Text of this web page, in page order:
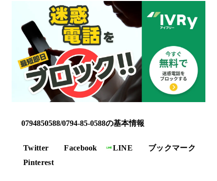
0794850588/0794-85-0588の基本情報
Twitter Facebook LINE
ブックマーク
Pinterest